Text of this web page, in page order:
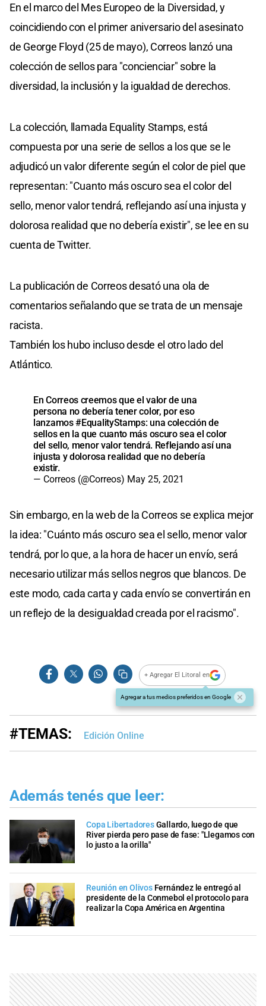
En el marco del Mes Europeo de la Diversidad, y
coincidiendo con el primer aniversario del asesinato
de George Floyd (25 de mayo), Correos lanzó una
colección de sellos para "concienciar" sobre la
diversidad, la inclusión y la igualdad de derechos.
La colección, llamada Equality Stamps, está
compuesta por una serie de sellos a los que se le
adjudicó un valor diferente según el color de piel que
representan: "Cuanto más oscuro sea el color del
sello, menor valor tendrá, reflejando así una injusta y
dolorosa realidad que no debería existir", se lee en su
cuenta de Twitter.
La publicación de Correos desató una ola de
comentarios señalando que se trata de un mensaje
racista.
También los hubo incluso desde el otro lado del
Atlántico.
En Correos creemos que el valor de una
persona no debería tener color, por eso
lanzamos#EqualityStamps: una colección de
sellos en la que cuanto más oscuro sea el color
del sello, menor valor tendrá. Reflejando así una
injusta y dolorosa realidad que no debería
existir.
— Correos (@Correos) May 25, 2021
Sin embargo, en la web de la Correos se explica mejor
la idea: "Cuánto más oscuro sea el sello, menor valor
tendrá, por lo que, a la hora de hacer un envío, será
necesario utilizar más sellos negros que blancos. De
este modo, cada carta y cada envío se convertirán en
un reflejo de la desigualdad creada por el racismo".
+ Agregar El Litoral en
Agregar a tus medios preferidos en Google
#TEMAS: Edición Online
Además tenés que leer:
Copa LibertadoresGallardo, luego de que
River pierda pero pase de fase: "Llegamos con
lo justo a la orilla"
Reunión en Olivos Fernández le entregó al
presidente de la Conmebol el protocolo para
realizar la Copa América en Argentina